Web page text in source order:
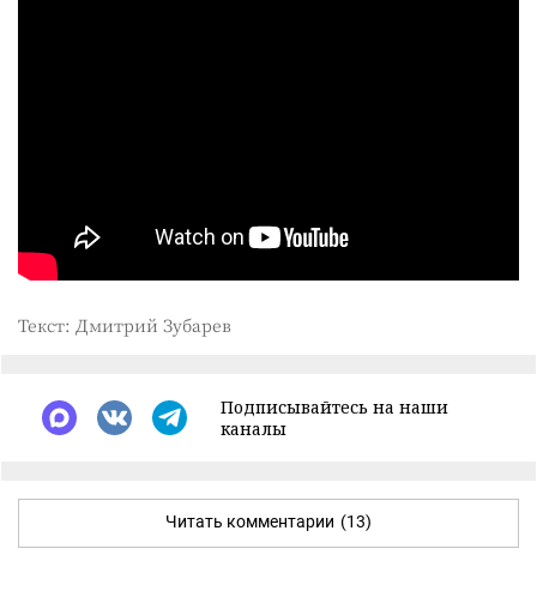
Текст: Дмитрий Зубарев
Подписывайтесь на наши
каналы
Читать комментарии (13)